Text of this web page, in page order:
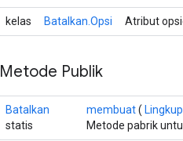
kelas Batalkan.Opsi Atribut
Metode Publik
Batalkan
statis
membuat( Lingkup
Metode pabrik